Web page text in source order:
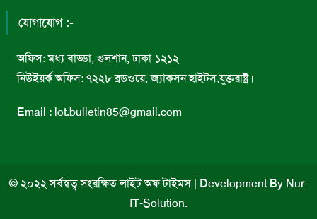
যোগাযোগ :-
অফিস: মধ্য বাড্ডা, গুলশান, ঢাকা-১২১২
নিউইয়র্ক অফিস: ৭২২৮ ব্রডওয়ে, জ্যাকসন হাইটস,যুক্তরাষ্ট্র।
Email : lot.bulletin85@gmail.com
© ২০২২ সর্বস্বত্ব সংরক্ষিত লাইট অফ টাইমস | Development By Nur-
IT-Solution.